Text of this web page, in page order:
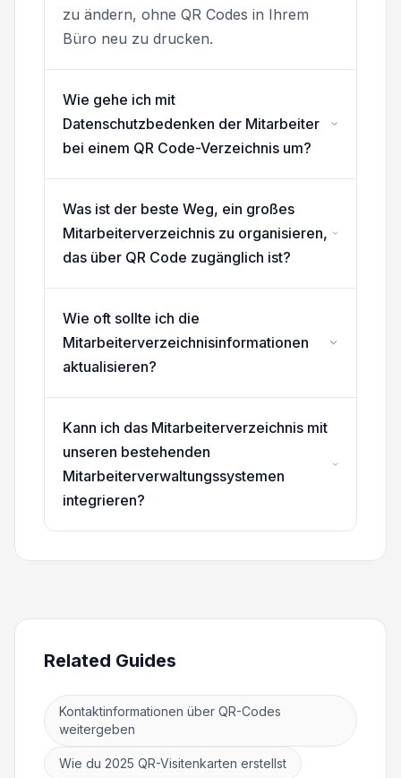
zu ändern, ohne QR Codes in Ihrem
Büro neu zu drucken.
Wie gehe ich mit
Datenschutzbedenken der Mitarbeiter
bei einem QR Code-Verzeichnis um?
Was ist der beste Weg, ein großes
Mitarbeiterverzeichnis zu organisieren,
das über QR Code zugänglich ist?
Wie oft sollte ich die
Mitarbeiterverzeichnisinformationen
aktualisieren?
Kann ich das Mitarbeiterverzeichnis mit
unseren bestehenden
Mitarbeiterverwaltungssystemen
integrieren?
Related Guides
Kontaktinformationen über QR-Codes
weitergeben
Wie du 2025 QR-Visitenkarten erstellst